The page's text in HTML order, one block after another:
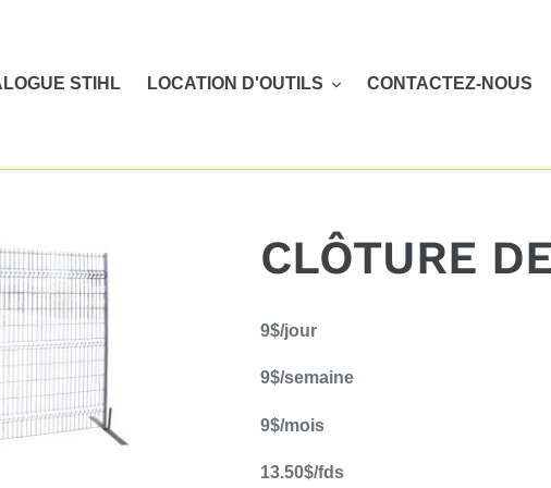
STIHL
LOCATION D'OUTILS CONTACTEZ-NOUS
CLÔTURE
d'un
à
panier
9$/jour
9$/semaine
9$/mois
13.50$/fds